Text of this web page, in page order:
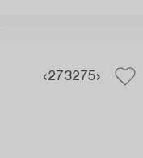
273275